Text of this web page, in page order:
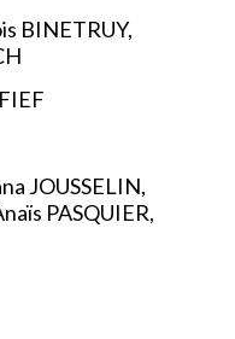
BINETRUY,
JOUSSELIN,
PASQUIER,